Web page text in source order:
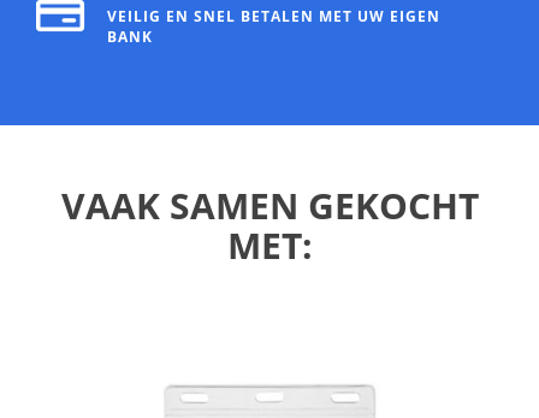
VEILIG EN SNEL BETALEN MET UW EIGEN
BANK
VAAK SAMEN GEKOCHT
MET: